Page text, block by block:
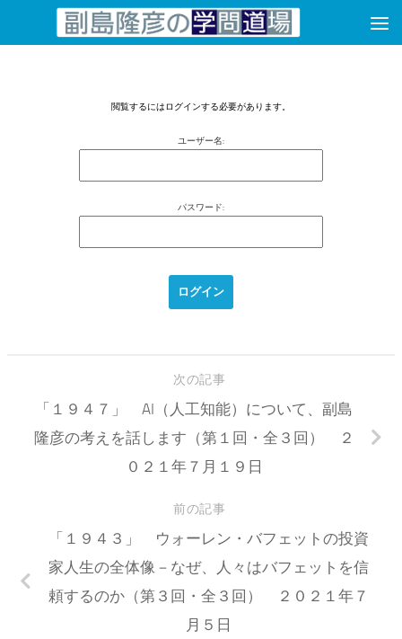
コンテンツへスキップ
閲覧するにはログインする必要があります。
ユーザー名:
パスワード:
次の記事
「１９４７」 AI（人工知能）について、副島
隆彦の考えを話します（第１回・全３回） ２
０２１年７月１９日
前の記事
「１９４３」 ウォーレン・バフェットの投資
家人生の全体像－なぜ、人々はバフェットを信
頼するのか（第３回・全３回） ２０２１年７
月５日